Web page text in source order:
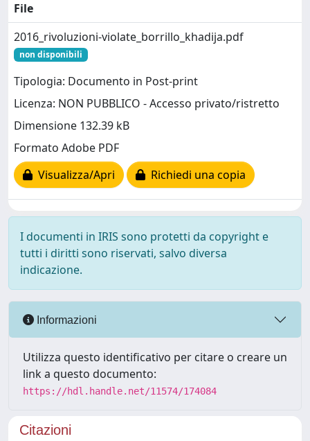
File
2016_rivoluzioni-violate_borrillo_khadija.pdf
non disponibili
Tipologia: Documento in Post-print
Licenza: NON PUBBLICO - Accesso privato/ristretto
Dimensione 132.39 kB
Formato Adobe PDF
Visualizza/Apri
Richiedi una copia
I documenti in IRIS sono protetti da copyright e
tutti i diritti sono riservati, salvo diversa
indicazione.
Informazioni
Utilizza questo identificativo per citare o creare un
link a questo documento:
https://hdl.handle.net/11574/174084
Citazioni